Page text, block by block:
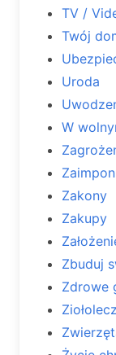
TV /
Twój
Uroda
W
Zakony
Zakupy
Zbuduj
Zdrowe